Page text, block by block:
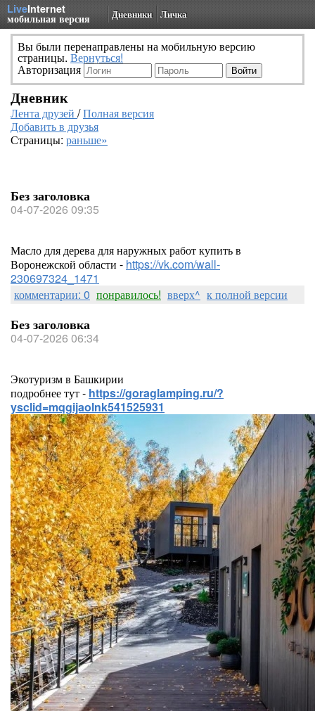
LiveInternet
мобильная версия Дневники Личка
Вы были перенаправлены на мобильную версию
страницы. Вернуться!
Авторизация
Дневник
Лента друзей /Полная версия
Добавить в друзья
Страницы: раньше»
Без заголовка
04-07-2026 09:35
Масло для дерева для наружных работ купить в
Воронежской области - https://vk.com/wall-
230697324_1471
комментарии: 0 понравилось! вверх^ к полной версии
Без заголовка
04-07-2026 06:34
Экотуризм в Башкирии
подробнее тут - https://goraglamping.ru/?
ysclid=mqgijaolnk541525931